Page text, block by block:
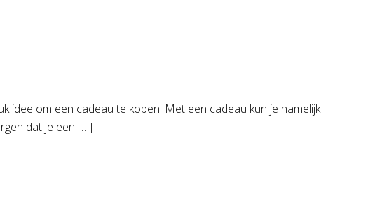
idee om een cadeau te kopen. Met een cadeau kun je namelijk
dat je een […]